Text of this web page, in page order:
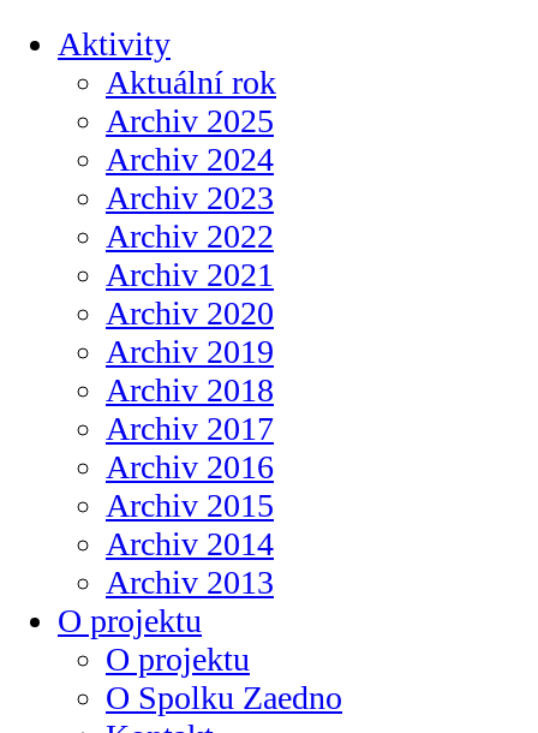
Aktivity
Aktuální rok
Archiv 2025
Archiv 2024
Archiv 2023
Archiv 2022
Archiv 2021
Archiv 2020
Archiv 2019
Archiv 2018
Archiv 2017
Archiv 2016
Archiv 2015
Archiv 2014
Archiv 2013
O projektu
O projektu
O Spolku Zaedno